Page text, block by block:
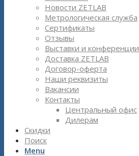
Новости ZETLAB
Метрологическая служба
Сертификаты
Отзывы
Выставки и конференции
Доставка ZETLAB
Договор-оферта
Наши реквизиты
Вакансии
Контакты
Центральный офис
Дилерам
Скидки
Поиск
Menu